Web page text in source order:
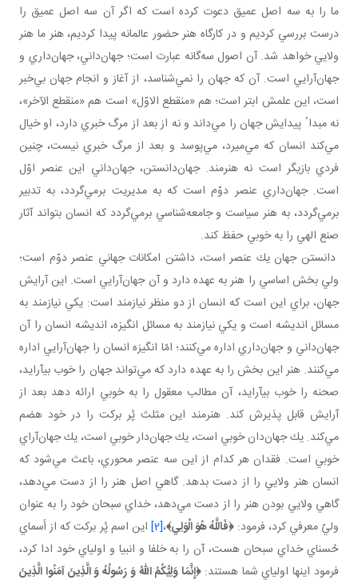
ما را به سه اصل عميق دعوت كرده است كه اگر آن سه اصل عميق را
درست بررسي كرديم و در كارگاه هنر حضور عالمانه پيدا كرديم، هنر ما هنر
ولايي خواهد شد. آن اصول سه‌گانه عبارت است؛ جهان‌داني، جهان‌داري و
جهان‌آرايي است. آن كه جهان را نمي‌شناسد، از آغاز و انجام جهان بي‌خبر
است، اين علمش ابتر است؛ هم «منقطع الاوّل» است هم «منقطع الآخر»،
نه مبداٴ پيدايش جهان را مي‌داند و نه از بعد از مرگ خبري دارد، او خيال
مي‌كند انسان كه مي‌ميرد، مي‌پوسد و بعد از مرگ خبري نيست، چنين
فردي بازيگر است نه هنرمند. جهان‌دانستن، جهان‌داني اين عنصر اوّل
است. جهان‌داري عنصر دوّم است كه به مديريت برمي‌گردد، به تدبير
برمي‌گردد، به هنر سياست و جامعه‌شناسي برمي‌گردد كه انسان بتواند آثار
صنع الهي را به خوبي حفظ كند.
دانستن جهان يك عنصر است، داشتن امكانات جهاني عنصر دوّم است؛
ولي بخش اساسي را هنر به عهده دارد و آن جهان‌آرايي است. اين آرايش
جهان، براي اين است كه انسان از دو منظر نيازمند است: يكي نيازمند به
مسائل انديشه است و يكي نيازمند به مسائل انگيزه، انديشه انسان را آن
جهان‌داني و جهان‌داري اداره مي‌كنند؛ امّا انگيزه انسان را جهان‌آرايي اداره
مي‌كنند. هنر اين بخش را به عهده دارد كه مي‌تواند جهان را خوب بيآرايد،
صحنه را خوب بيآرايد، آن مطالب معقول را به خوبي ارائه دهد بعد از
آرايش قابل پذيرش كند. هنرمند اين مثلث پُر بركت را در خود هضم
مي‌كند. يك جهان‌دان خوبي است، يك جهان‌دار خوبي است، يك جهان‌آراي
خوبي است. فقدان هر كدام از اين سه عنصر محوري، باعث مي‌شود كه
انسان هنر ولايي را از دست بدهد. گاهي اصل هنر را از دست مي‌دهد،
گاهي ولايي بودن هنر را از دست مي‌دهد، خداي سبحان خود را به‌ عنوان
وليّ معرفي كرد، فرمود:﴿فَاللَّهُ هُوَ الْوَلِي﴾،[2] اين اسم پُر بركت كه از أسماي
حُسناي خداي سبحان هست، آن را به خلفا و انبيا و اولياي خود ادا كرد،
فرمود اينها اولياي شما هستند:﴿إِنَّمَا وَلِيُّكُمُ اللّهُ وَ رَسُولُهُ وَ الَّذِينَ آمَنُوا الَّذِينَ